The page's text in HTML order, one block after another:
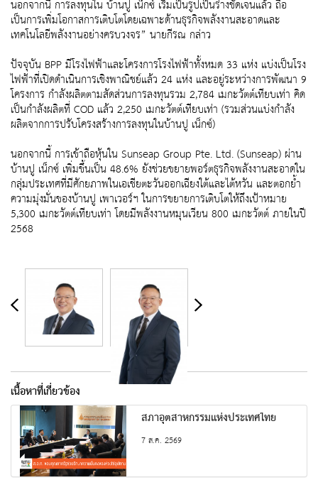
นอกจากนี้ การลงทุนใน บ้านปู เน็กซ์ เริ่มเป็นรูปเป็นร่างชัดเจนแล้ว ถือ
เป็นการเพิ่มโอกาสการเติบโตโดยเฉพาะด้านธุรกิจพลังงานสะอาดและ
เทคโนโลยีพลังงานอย่างครบวงจร” นายกีรณ กล่าว
ปัจจุบัน BPP มีโรงไฟฟ้าและโครงการโรงไฟฟ้าทั้งหมด 33 แห่ง แบ่งเป็นโรง
ไฟฟ้าที่เปิดดำเนินการเชิงพาณิชย์แล้ว 24 แห่ง และอยู่ระหว่างการพัฒนา 9
โครงการ กำลังผลิตตามสัดส่วนการลงทุนรวม 2,784 เมกะวัตต์เทียบเท่า คิด
เป็นกำลังผลิตที่ COD แล้ว 2,250 เมกะวัตต์เทียบเท่า (รวมส่วนแบ่งกำลัง
ผลิตจากการปรับโครงสร้างการลงทุนในบ้านปู เน็กซ์)
นอกจากนี้ การเข้าถือหุ้นใน Sunseap Group Pte. Ltd. (Sunseap) ผ่าน
บ้านปู เน็กซ์ เพิ่มขึ้นเป็น 48.6% ยังช่วยขยายพอร์ตธุรกิจพลังงานสะอาดใน
กลุ่มประเทศที่มีศักยภาพในเอเชียตะวันออกเฉียงใต้และไต้หวัน และตอกย้ำ
ความมุ่งมั่นของบ้านปู เพาเวอร์ฯ ในการขยายการเติบโตให้ถึงเป้าหมาย
5,300 เมกะวัตต์เทียบเท่า โดยมีพลังงานหมุนเวียน 800 เมกะวัตต์ ภายในปี
2568
เนื้อหาที่เกี่ยวข้อง
สภาอุตสาหกรรมแห่งประเทศไทย
7 ส.ค. 2569